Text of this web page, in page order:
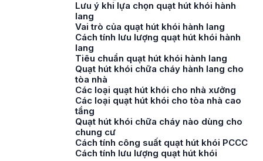
Lưu ý khi lựa chọn quạt hút khói hành
lang
Vai trò của quạt hút khói hành lang
Cách tính lưu lượng quạt hút khói hành
lang
Tiêu chuẩn quạt hút khói hành lang
Quạt hút khói chữa cháy hành lang cho
tòa nhà
Các loại quạt hút khói cho nhà xưởng
Các loại quạt hút khói cho tòa nhà cao
tầng
Quạt hút khói chữa cháy nào dùng cho
chung cư
Cách tính công suất quạt hút khói PCCC
Cách tính lưu lượng quạt hút khói